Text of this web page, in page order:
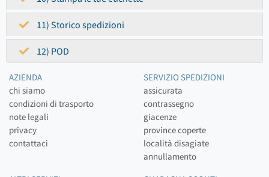
11) Storico spedizioni
12) POD
AZIENDA
chi siamo
condizioni di trasporto
note legali
privacy
contattaci
SERVIZIO SPEDIZIONI
assicurata
contrassegno
giacenze
province coperte
località disagiate
annullamento